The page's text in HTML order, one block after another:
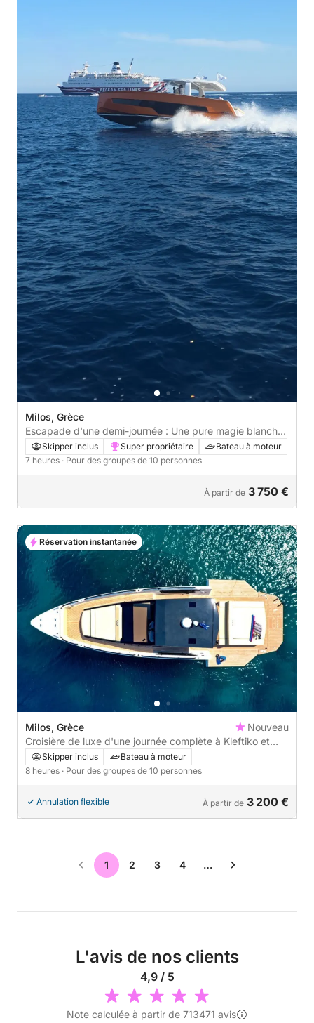
Milos, Grèce
Escapade d'une demi-journée : Une pure magie blanche
et bleue à bord du M/Y OKYALOS
Skipper inclus Super propriétaire
Bateau à moteur
7 heures · Pour des groupes de 10 personnes
À partir de 3 750 €
Milos, Grèce
Nouveau
Croisière de luxe d'une journée complète à Kleftiko et
Poliegos au départ de Milos
Skipper inclus
Bateau à moteur
8 heures · Pour des groupes de 10 personnes
Annulation flexible À partir de 3 200 €
Réservation instantanée
1 2 3 4 …
L'avis de nos clients
4,9 / 5
Note calculée à partir de 713471 avis